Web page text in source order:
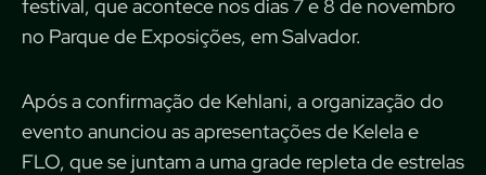
festival, que acontece nos dias 7 e 8 de novembro
no Parque de Exposições, em Salvador.
Após a confirmação de Kehlani, a organização do
evento anunciou as apresentações de Kelela e
FLO, que se juntam a uma grade repleta de estrelas